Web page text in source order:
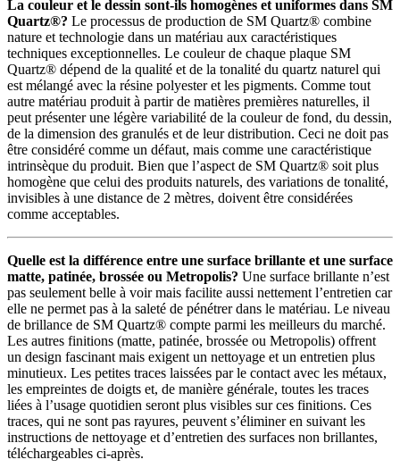
La couleur et le dessin sont-ils homogènes et uniformes dans SM
Quartz®? Le processus de production de SM Quartz® combine
nature et technologie dans un matériau aux caractéristiques
techniques exceptionnelles. Le couleur de chaque plaque SM
Quartz® dépend de la qualité et de la tonalité du quartz naturel qui
est mélangé avec la résine polyester et les pigments. Comme tout
autre matériau produit à partir de matières premières naturelles, il
peut présenter une légère variabilité de la couleur de fond, du dessin,
de la dimension des granulés et de leur distribution. Ceci ne doit pas
être considéré comme un défaut, mais comme une caractéristique
intrinsèque du produit. Bien que l’aspect de SM Quartz® soit plus
homogène que celui des produits naturels, des variations de tonalité,
invisibles à une distance de 2 mètres, doivent être considérées
comme acceptables.
Quelle est la différence entre une surface brillante et une surface
matte, patinée, brossée ou Metropolis? Une surface brillante n’est
pas seulement belle à voir mais facilite aussi nettement l’entretien car
elle ne permet pas à la saleté de pénétrer dans le matériau. Le niveau
de brillance de SM Quartz® compte parmi les meilleurs du marché.
Les autres finitions (matte, patinée, brossée ou Metropolis) offrent
un design fascinant mais exigent un nettoyage et un entretien plus
minutieux. Les petites traces laissées par le contact avec les métaux,
les empreintes de doigts et, de manière générale, toutes les traces
liées à l’usage quotidien seront plus visibles sur ces finitions. Ces
traces, qui ne sont pas rayures, peuvent s’éliminer en suivant les
instructions de nettoyage et d’entretien des surfaces non brillantes,
téléchargeables ci-après.